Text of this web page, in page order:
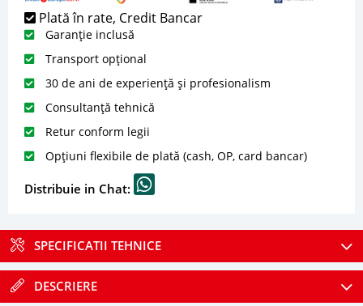
Plată în rate, Credit Bancar
Garanție inclusă
Transport opțional
30 de ani de experiență și profesionalism
Consultanță tehnică
Retur conform legii
Opțiuni flexibile de plată (cash, OP, card bancar)
Distribuie in Chat:
SPECIFICATII TEHNICE
DESCRIERE